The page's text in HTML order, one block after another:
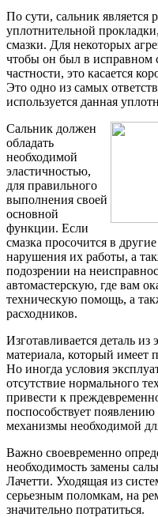
По сути, сальник является
уплотнительной
смазки. Для некоторых
чтобы он был в исправном
частности, это касается
Это одно из самых
используется данная
Сальник должен
обладать
необходимой
эластичностью,
для правильного
выполнения своей
основной
функции. Если
смазка просочится в
нарушения их работы, а
подозрении на
автомастерскую, где вам
техническую помощь, а
расходников.
Изготавливается деталь
материала, который имеет
Но иногда условия
отсутствие нормального
привести к
поспособствует
механизмы необходимой
Важно своевременно
необходимость замены
Лачетти. Уходящая из
серьезным поломкам, на
значительно потратиться.